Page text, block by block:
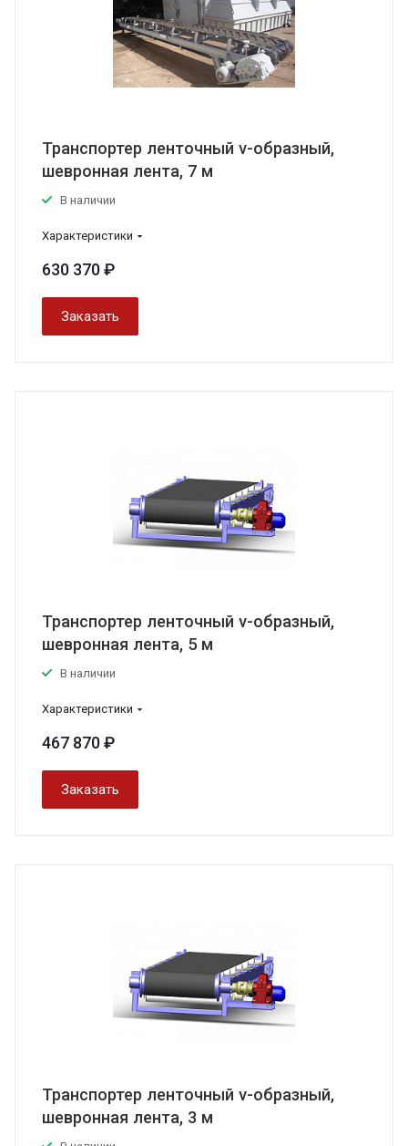
Транспортер ленточный v-образный,
шевронная лента, 7 м
В наличии
Характеристики
630 370 ₽
Заказать
Транспортер ленточный v-образный,
шевронная лента, 5 м
В наличии
Характеристики
467 870 ₽
Заказать
Транспортер ленточный v-образный,
шевронная лента, 3 м